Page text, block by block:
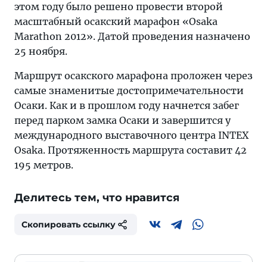
этом году было решено провести второй
масштабный осакский марафон «Osaka
Marathon 2012». Датой проведения назначено
25 ноября.
Маршрут осакского марафона проложен через
самые знаменитые достопримечательности
Осаки. Как и в прошлом году начнется забег
перед парком замка Осаки и завершится у
международного выставочного центра INTEX
Osaka. Протяженность маршрута составит 42
195 метров.
Делитесь тем, что нравится
Скопировать ссылку